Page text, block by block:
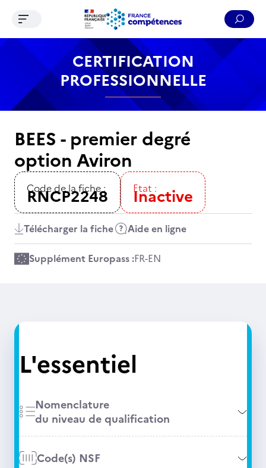
Contenu Recherche Menu Pied de page
Ouvrir le menu de navigation
CERTIFICATION
PROFESSIONNELLE
BEES - premier degré
option Aviron
Code de la fiche :
RNCP2248 Etat :
Inactive
Télécharger la fiche Aide en ligne
Supplément Europass :FR-EN
L'essentiel
Nomenclature
du niveau de qualification
Code(s) NSF